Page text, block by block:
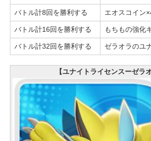
バトル計8回を勝利する エオスコイン
バトル計16回を勝利する もちもの強化
バトル計32回を勝利する ゼラオラのユ
【ユナイトライセンスーゼラオ